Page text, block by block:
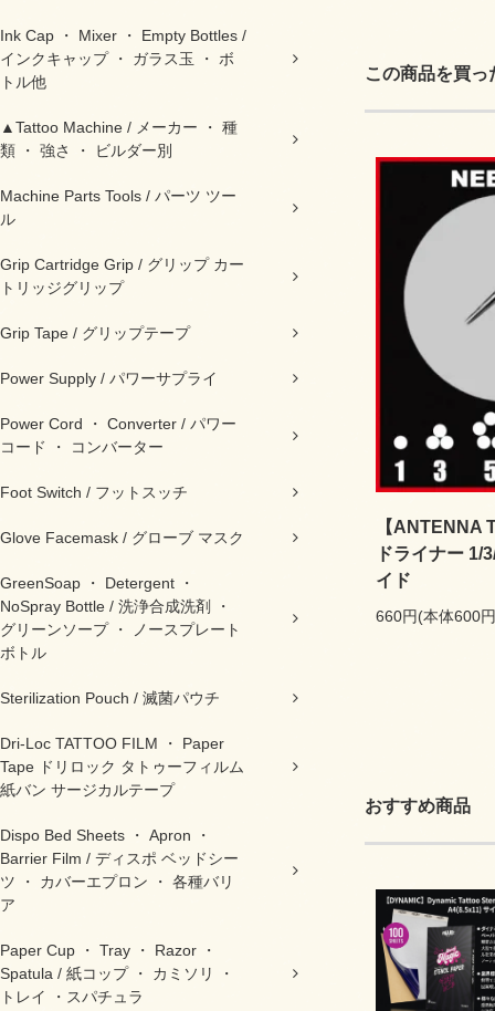
Ink Cap ・ Mixer ・ Empty Bottles /
インクキャップ ・ ガラス玉 ・ ボ
トル他
▲Tattoo Machine / メーカー ・ 種
類 ・ 強さ ・ ビルダー別
Machine Parts Tools / パーツ ツー
ル
Grip Cartridge Grip / グリップ カー
トリッジグリップ
Grip Tape / グリップテープ
Power Supply / パワーサプライ
Power Cord ・ Converter / パワー
コード ・ コンバーター
Foot Switch / フットスッチ
Glove Facemask / グローブ マスク
GreenSoap ・ Detergent ・
NoSpray Bottle / 洗浄合成洗剤 ・
グリーンソープ ・ ノースプレート
ボトル
Sterilization Pouch / 滅菌パウチ
Dri-Loc TATTOO FILM ・ Paper
Tape ドリロック タトゥーフィルム
紙バン サージカルテープ
Dispo Bed Sheets ・ Apron ・
Barrier Film / ディスポ ベッドシー
ツ ・ カバーエプロン ・ 各種バリ
ア
Paper Cup ・ Tray ・ Razor ・
Spatula / 紙コップ ・ カミソリ ・
トレイ ・スパチュラ
この商品を買
【ANTENNA
ドライナー
イド
660円(本体600
おすすめ商品